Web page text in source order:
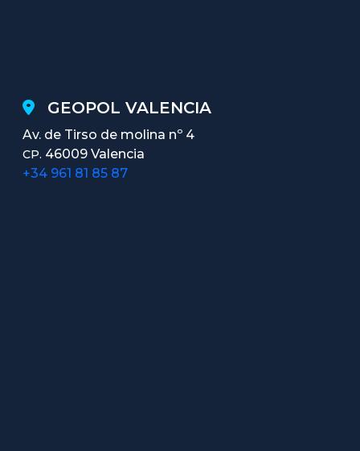
GEOPOL VALENCIA
Av. de Tirso de molina nº 4
CP. 46009 Valencia
+34 961 81 85 87